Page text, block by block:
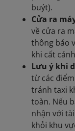
buýt).
Cửa ra
về cửa ra
thông báo
khi cất
Lưu ý khi
từ các
tránh taxi
toàn. Nếu
nhận với
khỏi khu